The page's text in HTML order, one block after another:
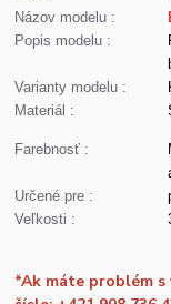
Názov modelu :
Popis modelu :
Varianty modelu :
Materiál :
Farebnosť :
Určené pre :
Veľkosti :
*Ak máte problém